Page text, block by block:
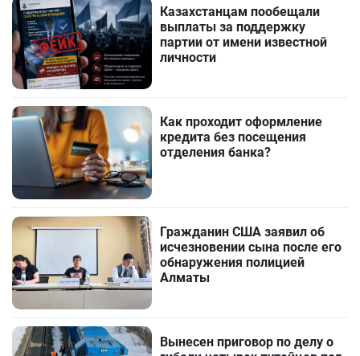
Казахстанцам пообещали
выплаты за поддержку
партии от имени известной
личности
Как проходит оформление
кредита без посещения
отделения банка?
Гражданин США заявил об
исчезновении сына после его
обнаружения полицией
Алматы
Вынесен приговор по делу о